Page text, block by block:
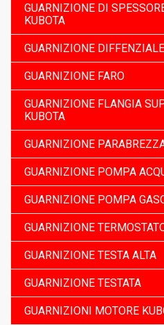
GUARNIZIONE DI
KUBOTA
GUARNIZIONE DIFFENZIALE
GUARNIZIONE FARO
GUARNIZIONE FLANGIA
KUBOTA
GUARNIZIONE
GUARNIZIONE POMPA
GUARNIZIONE POMPA
GUARNIZIONE
GUARNIZIONE TESTA ALTA
GUARNIZIONE TESTATA
GUARNIZIONI MOTORE